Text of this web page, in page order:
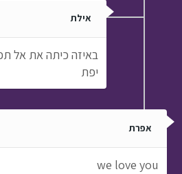
אילת
באיזה כיתה את אל
יפת
אפרת
we love you